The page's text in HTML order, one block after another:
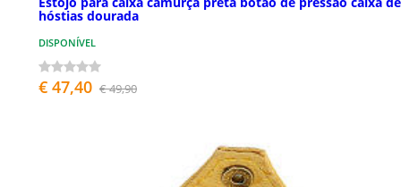
hóstias dourada
DISPONÍVEL
€ 47,40 € 49,90